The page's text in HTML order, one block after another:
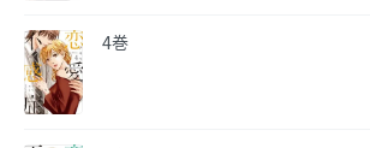
4巻